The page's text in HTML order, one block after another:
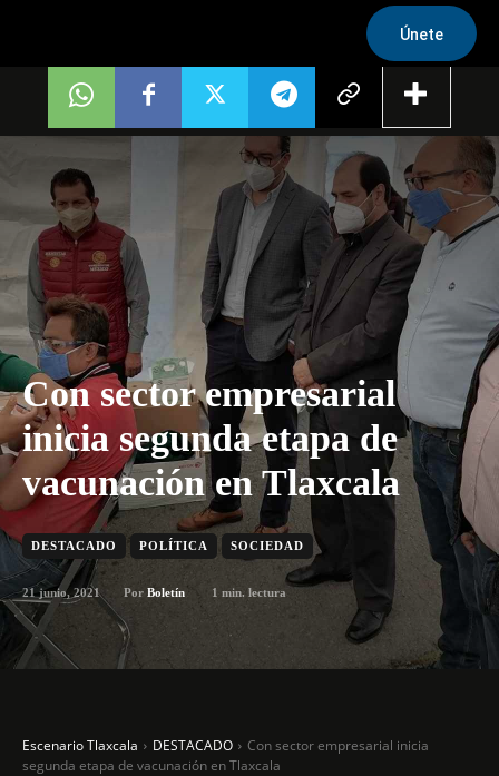
Únete
Con sector empresarial
inicia segunda etapa de
vacunación en Tlaxcala
DESTACADO POLÍTICA SOCIEDAD
21 junio, 2021 Por Boletín 1 min. lectura
Escenario Tlaxcala DESTACADO
Con sector empresarial inicia
segunda etapa de vacunación en Tlaxcala